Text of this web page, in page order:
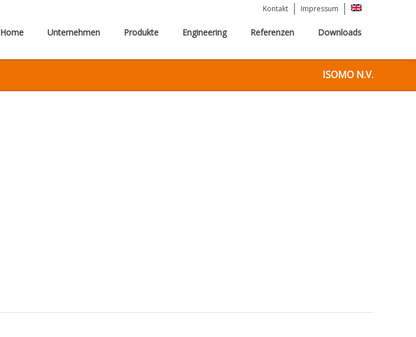
Impressum
Kontakt
Home Unternehmen Produkte Engineering Referenzen Downloads
ISOMO N.V.